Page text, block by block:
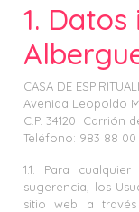
1.
CASA DE
Avenida Leopoldo
C.P. 34120 Carrión
Teléfono: 983 88 00
1.1. Para
sugerencia, los
sitio web a